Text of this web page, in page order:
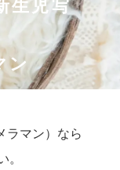
生児写
ン
ラマン）なら